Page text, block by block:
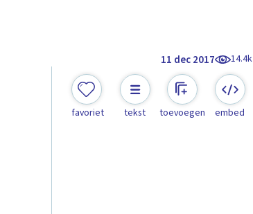
11 dec 2017 14.4k
favoriet tekst toevoegen embed